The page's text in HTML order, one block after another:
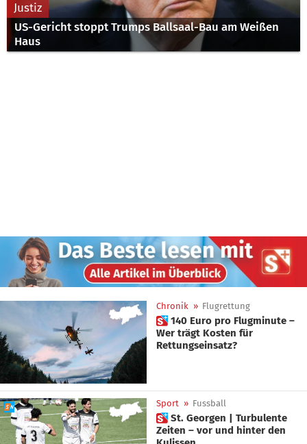
Justiz
US-Gericht stoppt Trumps Ballsaal-Bau am Weißen
Haus
Chronik » Flugrettung
 140 Euro pro Flugminute –
Wer trägt Kosten für
Rettungseinsatz?
Sport » Fussball
 St. Georgen | Turbulente
Zeiten – vor und hinter den